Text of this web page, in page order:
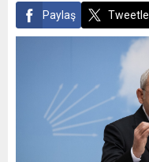
Paylaş Tweetle